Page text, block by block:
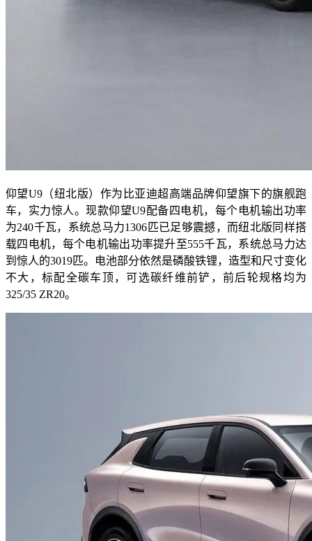
仰望U9（纽北版）作为比亚迪超高端品牌仰望旗下的旗舰跑
车，实力惊人。现款仰望U9配备四电机，每个电机输出功率
为240千瓦，系统总马力1306匹已足够震撼，而纽北版同样搭
载四电机，每个电机输出功率提升至555千瓦，系统总马力达
到惊人的3019匹。电池部分依然是磷酸铁锂，造型和尺寸变化
不大，标配全碳车顶，可选碳纤维前铲，前后轮规格均为
325/35 ZR20。